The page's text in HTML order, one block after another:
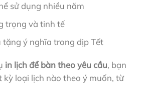
sử dụng nhiều năm
trọng và tinh tế
tặng ý nghĩa trong dịp Tết
in lịch để bàn theo yêu cầu, bạn
kỳ loại lịch nào theo ý muốn, từ